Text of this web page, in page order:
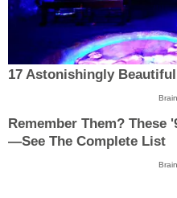
17 Astonishingly
Remember Them? These
—See The Complete List